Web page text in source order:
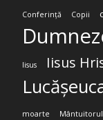
Conferință Copii
Iisus Iisus
moarte